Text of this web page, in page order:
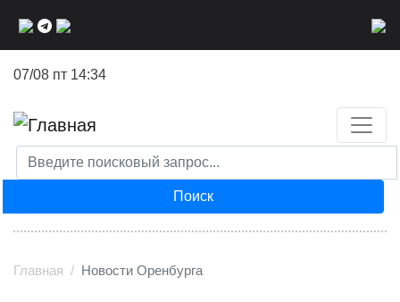
07/08 пт 14:34
Поиск
Главная Новости Оренбурга